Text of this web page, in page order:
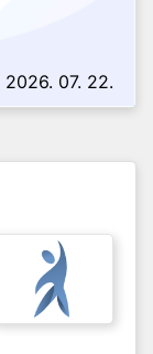
2026. 07. 22.